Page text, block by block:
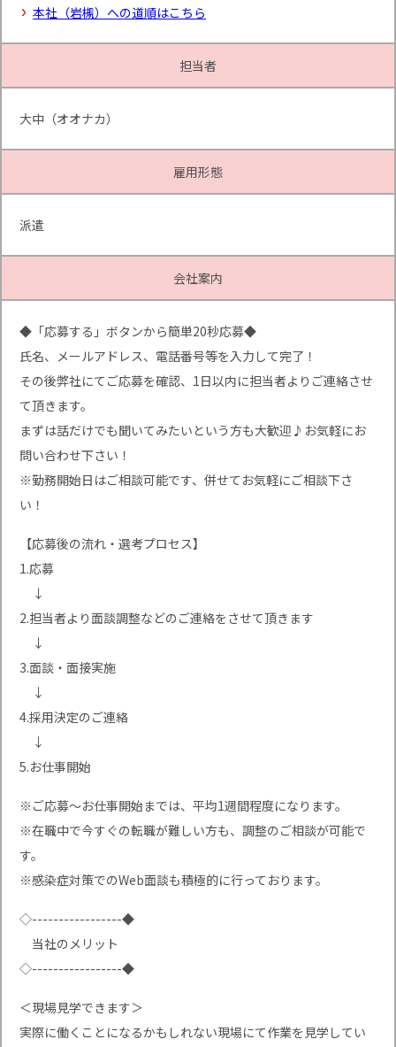
本社（岩槻）への道順はこちら
担当者
大中（オオナカ）
雇用形態
派遣
会社案内
◆「応募する」ボタンから簡単20秒応募◆
氏名、メールアドレス、電話番号等を入力して完了！
その後弊社にてご応募を確認、1日以内に担当者よりご連絡させ
て頂きます。
まずは話だけでも聞いてみたいという方も大歓迎♪お気軽にお
問い合わせ下さい！
※勤務開始日はご相談可能です、併せてお気軽にご相談下さ
い！
【応募後の流れ・選考プロセス】
1.応募
↓
2.担当者より面談調整などのご連絡をさせて頂きます
↓
3.面談・面接実施
↓
4.採用決定のご連絡
↓
5.お仕事開始
※ご応募〜お仕事開始までは、平均1週間程度になります。
※在職中で今すぐの転職が難しい方も、調整のご相談が可能で
す。
※感染症対策でのWeb面談も積極的に行っております。
◇-----------------◆
当社のメリット
◇-----------------◆
＜現場見学できます＞
実際に働くことになるかもしれない現場にて作業を見学してい